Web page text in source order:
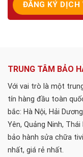
TRUNG TÂM BẢO
Với vai trò là một
tín hàng đầu toàn
bắc: Hà Nội, Hải
Yên, Quảng Ninh,
bảo hành sửa chữa
nhất, giá rẻ nhất.